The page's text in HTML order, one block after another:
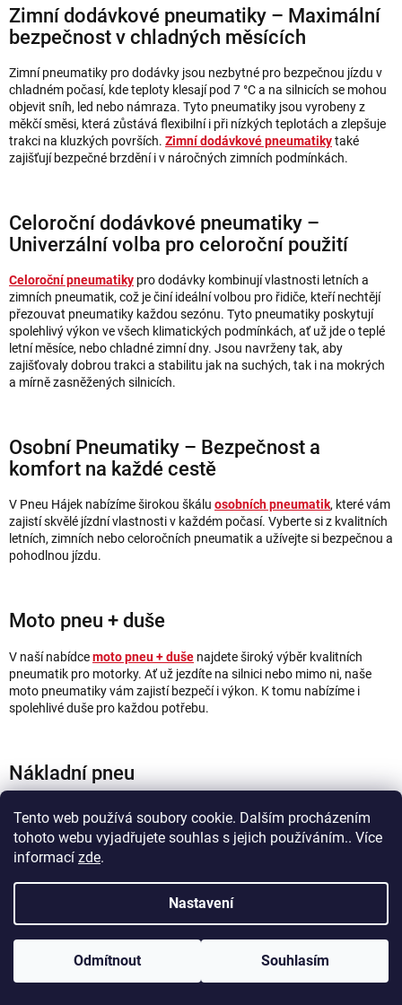
Tento web používá soubory cookie. Dalším procházením
tohoto webu vyjadřujete souhlas s jejich používáním.. Více
informací zde.
Nastavení
Odmítnout Souhlasím
Zimní dodávkové pneumatiky – Maximální
bezpečnost v chladných měsících
Zimní pneumatiky pro dodávky jsou nezbytné pro bezpečnou jízdu v
chladném počasí, kde teploty klesají pod 7 °C a na silnicích se mohou
objevit sníh, led nebo námraza. Tyto pneumatiky jsou vyrobeny z
měkčí směsi, která zůstává flexibilní i při nízkých teplotách a zlepšuje
trakci na kluzkých površích. Zimní dodávkové pneumatikytaké
zajišťují bezpečné brzdění i v náročných zimních podmínkách.
Celoroční dodávkové pneumatiky –
Univerzální volba pro celoroční použití
Celoroční pneumatiky pro dodávky kombinují vlastnosti letních a
zimních pneumatik, což je činí ideální volbou pro řidiče, kteří nechtějí
přezouvat pneumatiky každou sezónu. Tyto pneumatiky poskytují
spolehlivý výkon ve všech klimatických podmínkách, ať už jde o teplé
letní měsíce, nebo chladné zimní dny. Jsou navrženy tak, aby
zajišťovaly dobrou trakci a stabilitu jak na suchých, tak i na mokrých
a mírně zasněžených silnicích.
Osobní Pneumatiky – Bezpečnost a
komfort na každé cestě
V Pneu Hájek nabízíme širokou škálu osobních pneumatik, které vám
zajistí skvělé jízdní vlastnosti v každém počasí. Vyberte si z kvalitních
letních, zimních nebo celoročních pneumatik a užívejte si bezpečnou a
pohodlnou jízdu.
Moto pneu + duše
V naší nabídcemoto pneu + duše najdete široký výběr kvalitních
pneumatik pro motorky. Ať už jezdíte na silnici nebo mimo ni, naše
moto pneumatiky vám zajistí bezpečí i výkon. K tomu nabízíme i
spolehlivé duše pro každou potřebu.
Nákladní pneu
nejnáročnější podmínky. Naše pneumatiky jsou navrženy pro
maximální odolnost a dlouhou životnost, aby vaše vozidlo mohlo
bezpečně přepravit i těžký náklad.
Alu disky + příslušenství
Hledáte kvalitníalu disky a příslušenství
? V naší nabídce najdete
široký výběr hliníkových disků a doplňků pro vaše vozidlo. Ať už